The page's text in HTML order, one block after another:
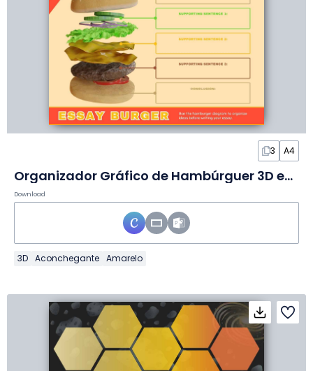
3 A4
Organizador Gráfico de Hambúrguer 3D em Slides
Download
3D Aconchegante Amarelo